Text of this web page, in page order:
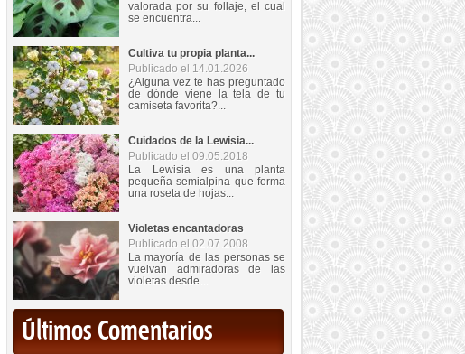
valorada por su follaje, el cual
se encuentra...
Cultiva tu propia planta...
Publicado el 14.01.2026
¿Alguna vez te has preguntado
de dónde viene la tela de tu
camiseta favorita?...
Cuidados de la Lewisia...
Publicado el 09.05.2018
La Lewisia es una planta
pequeña semialpina que forma
una roseta de hojas...
Violetas encantadoras
Publicado el 02.07.2008
La mayoría de las personas se
vuelvan admiradoras de las
violetas desde...
Últimos Comentarios